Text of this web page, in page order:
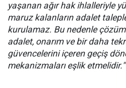
yaşanan ağır hak ihlalleriyle
maruz kalanların adalet
kurulamaz. Bu nedenle
adalet, onarım ve bir daha
güvencelerini içeren geçiş
mekanizmaları eşlik etmelidir."